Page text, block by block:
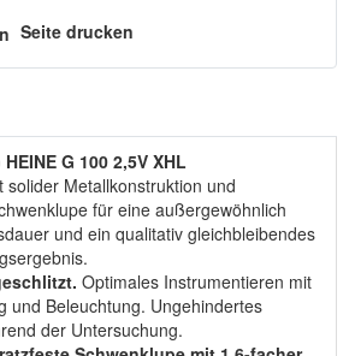
Seite drucken
G 100 2,5V XHL
solider Metallkonstruktion und
für eine außergewöhnlich
und ein qualitativ gleichbleibendes
Optimales Instrumentieren mit
und Beleuchtung. Ungehindertes
der Untersuchung.